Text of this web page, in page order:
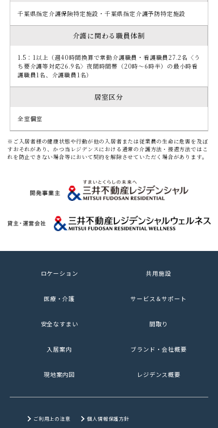
千葉県指定介護保険特定施設・千葉県指定介護予防特定施設
介護に関わる職員体制
1.5：1以上（週40時間換算で常勤介護職員・看護職員27.2名〈う
ち要介護等対応26.9名〉夜間時間帯（20時～6時半）の最小時看
護職員1名、介護職員1名）
居室区分
全室個室
※ご入居者様の健康状態や行動が他の入居者または従業員の生命に危害を及ぼ
すおそれがあり、かつ当レジデンスにおける通常の介護方法・接遇方法ではこ
れを防止できない場合等において契約を解除させていただく場合があります。
ロケーション 共用施設
医療・介護 サービス＆サポート
安全なすまい 間取り
入居案内 ブランド・会社概要
現地案内図 レジデンス概要
ご利用上の注意 個人情報保護方針